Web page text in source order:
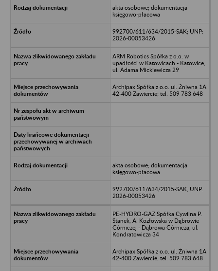
akta osobowe; dokumentacja
księgowo-płacowa
992700/611/634/2015-SAK; UNP:
2026-00053426
ARM Robotics Spółka z o.o. w
upadłości w Katowicach - Katowice,
ul. Adama Mickiewicza 29
Archipax Spółka z o.o. ul. Żniwna 1A
42-400 Zawiercie; tel. 509 783 648
akta osobowe; dokumentacja
księgowo-płacowa
992700/611/634/2015-SAK; UNP:
2026-00053426
PE-HYDRO-GAZ Spółka Cywilna P.
Stanek, A. Kozłowska w Dąbrowie
Górniczej - Dąbrowa Górnicza, ul.
Kondratowicza 34
Archipax Spółka z o.o. ul. Żniwna 1A
42-400 Zawiercie; tel. 509 783 648